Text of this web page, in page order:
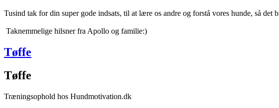
Tusind tak for din super gode indsats, til at lære os andre og forstå vores hunde, så det
Taknemmelige hilsner fra Apollo og familie:)
Tøffe
Tøffe
Træningsophold hos Hundmotivation.dk